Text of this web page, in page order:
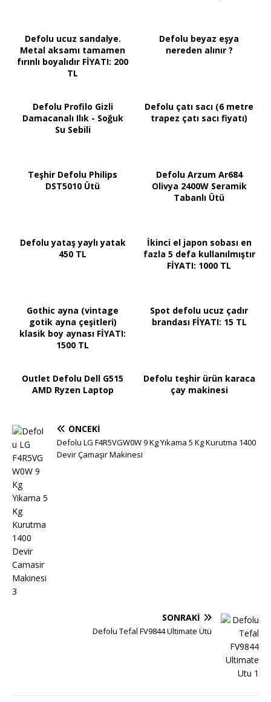
Defolu ucuz sandalye.
Metal aksamı tamamen
fırınlı boyalıdır FİYATI: 200
TL
Defolu beyaz eşya
nereden alınır ?
Defolu Profilo Gizli
Damacanalı Ilık - Soğuk
Su Sebili
Defolu çatı sacı (6 metre
trapez çatı sacı fiyatı)
Teşhir Defolu Philips
DST5010 Ütü
Defolu Arzum Ar684
Olivya 2400W Seramik
Tabanlı Ütü
Defolu yataş yaylı yatak
450 TL
İkinci el japon sobası en
fazla 5 defa kullanılmıştır
FİYATI: 1000 TL
Gothic ayna (vintage
gotik ayna çeşitleri)
klasik boy aynası FİYATI:
1500 TL
Spot defolu ucuz çadır
brandası FİYATI: 15 TL
Outlet Defolu Dell G515
AMD Ryzen Laptop
Defolu teşhir ürün karaca
çay makinesi
ÖNCEKI
Defolu LG F4R5VGW0W 9 Kg Yıkama 5 Kg Kurutma 1400
Devir Çamaşır Makinesi
SONRAKI
Defolu Tefal FV9844 Ultimate Ütü